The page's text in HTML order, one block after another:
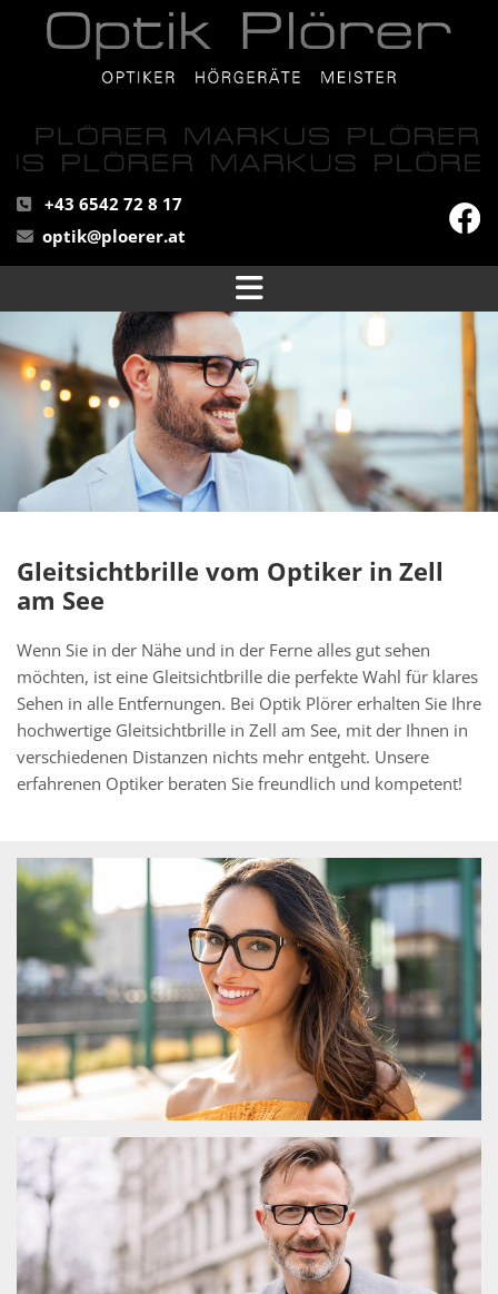
 +43 6542 72 8 17
 optik@ploerer.at
Gleitsichtbrille vom Optiker in Zell
am See
Wenn Sie in der Nähe und in der Ferne alles gut sehen
möchten, ist eine Gleitsichtbrille die perfekte Wahl für klares
Sehen in alle Entfernungen. Bei Optik Plörer erhalten Sie Ihre
hochwertige Gleitsichtbrille in Zell am See, mit der Ihnen in
verschiedenen Distanzen nichts mehr entgeht. Unsere
erfahrenen Optiker beraten Sie freundlich und kompetent!